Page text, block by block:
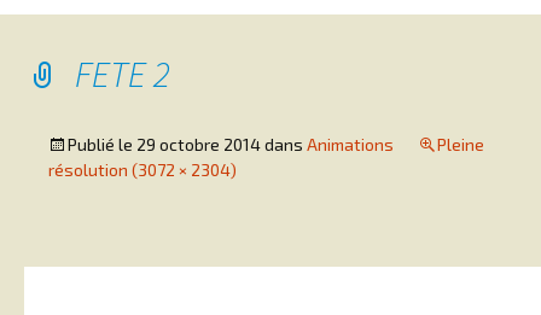
FETE 2
Publié le 29 octobre 2014dans Animations
Pleine
résolution (3072 × 2304)